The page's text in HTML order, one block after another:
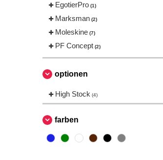
EgotierPro (1)
Marksman (2)
Moleskine (7)
PF Concept (2)
optionen
High Stock (4)
farben